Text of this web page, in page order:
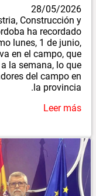
28/05/2026
Construcción y
ha recordado
lunes, 1 de junio,
en el campo, que
la semana, lo que
del campo en
la provincia.
Leer más